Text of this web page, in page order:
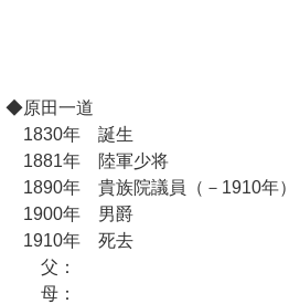
◆原田一道
1830年 誕生
1881年 陸軍少将
1890年 貴族院議員（－1910年）
1900年 男爵
1910年 死去
父：
母：